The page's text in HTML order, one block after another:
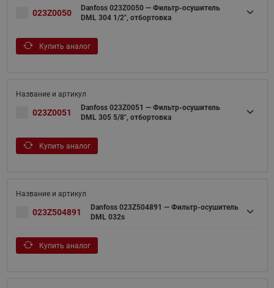
023Z0050
Danfoss 023Z0050 — Фильтр-осушитель
DML 304 1/2", отбортовка
Купить аналог
023Z0051
Danfoss 023Z0051 — Фильтр-осушитель
DML 305 5/8", отбортовка
Купить аналог
023Z504891
Danfoss 023Z504891 — Фильтр-осушитель
DML 032s
Купить аналог